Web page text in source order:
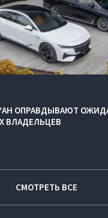
ОПРАВДЫВАЮТ
ВЛАДЕЛЬЦЕВ
СМОТРЕТЬ ВСЕ